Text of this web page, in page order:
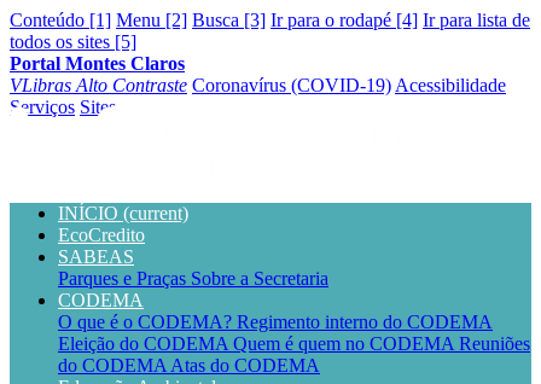
Conteúdo [1] Menu [2] Busca [3] Ir para o rodapé [4] Ir para lista de
todos os sites [5]
Portal Montes Claros
VLibras Alto Contraste Coronavírus (COVID-19) Acessibilidade
Serviços Sites
INÍCIO (current)
EcoCredito
SABEAS
Parques e Praças Sobre a Secretaria
CODEMA
O que é o CODEMA? Regimento interno do CODEMA
Eleição do CODEMA Quem é quem no CODEMA Reuniões
do CODEMA Atas do CODEMA